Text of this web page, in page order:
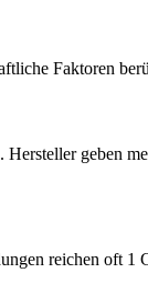
Faktoren
geben
reichen oft